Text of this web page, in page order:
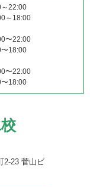
22:00
～18:00
〜22:00
18:00
〜22:00
18:00
2-23 菅山ビ